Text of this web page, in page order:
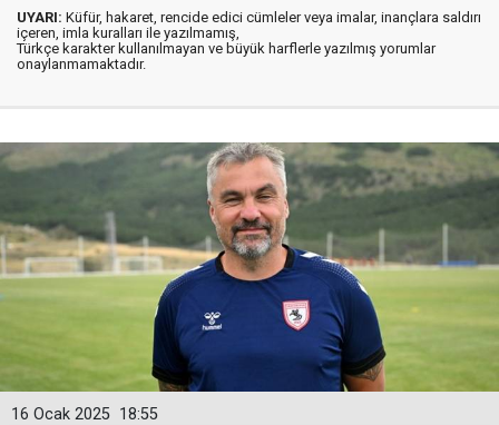
UYARI: Küfür, hakaret, rencide edici cümleler veya imalar, inançlara saldırı
içeren, imla kuralları ile yazılmamış,
Türkçe karakter kullanılmayan ve büyük harflerle yazılmış yorumlar
onaylanmamaktadır.
18:55
16 Ocak 2025